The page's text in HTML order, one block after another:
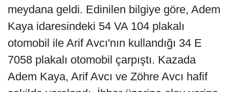
meydana geldi. Edinilen bilgiye göre, Adem
Kaya idaresindeki 54 VA 104 plakalı
otomobil ile Arif Avcı'nın kullandığı 34 E
7058 plakalı otomobil çarpıştı. Kazada
Adem Kaya, Arif Avcı ve Zöhre Avcı hafif